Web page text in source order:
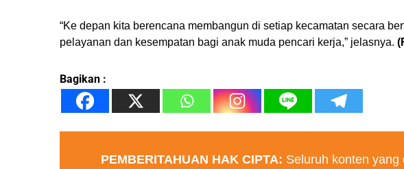
“Ke depan kita berencana membangun di setiap kecamatan secara
pelayanan dan kesempatan bagi anak muda pencari kerja,” jelasnya.
Bagikan :
PEMBERITAHUAN HAK CIPTA: Seluruh konten yang